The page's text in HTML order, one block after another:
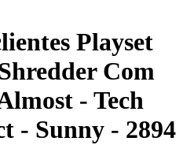
Playset
Com
- Tech
- Sunny - 2894